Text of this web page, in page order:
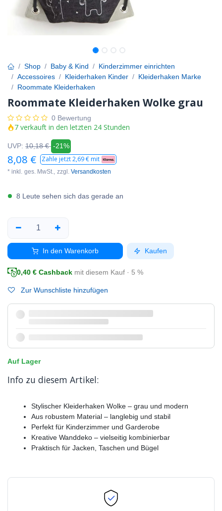
Shop Baby & Kind
Kinderzimmer einrichten
Accessoires
Kleiderhaken Kinder
Kleiderhaken Marke
Roommate Kleiderhaken
Roommate Kleiderhaken Wolke grau
0 Bewertung
7 verkauft in den letzten 24 Stunden
UVP: 10,18€ -21%
8,08 € Zahle jetzt2,69€ mit
* inkl. ges. MwSt., zzgl. Versandkosten
8 Leute sehen sich das gerade an
In den Warenkorb Kaufen
0,40 € Cashback mit diesem Kauf · 5 %
Zur Wunschliste hinzufügen
Auf Lager
Info zu diesem Artikel:
Stylischer Kleiderhaken Wolke – grau und modern
Aus robustem Material – langlebig und stabil
Perfekt für Kinderzimmer und Garderobe
Kreative Wanddeko – vielseitig kombinierbar
Praktisch für Jacken, Taschen und Bügel